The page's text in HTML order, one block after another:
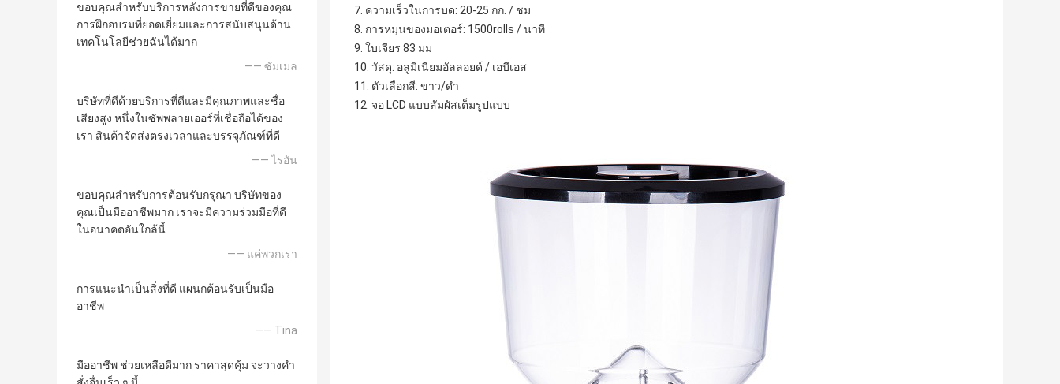
ขอบคุณสำหรับบริการหลังการขายที่ดีของคุณ
การฝึกอบรมที่ยอดเยี่ยมและการสนับสนุนด้าน
เทคโนโลยีช่วยฉันได้มาก
—— ซัมเมล
บริษัทที่ดีด้วยบริการที่ดีและมีคุณภาพและชื่อ
เสียงสูง หนึ่งในซัพพลายเออร์ที่เชื่อถือได้ของ
เรา สินค้าจัดส่งตรงเวลาและบรรจุภัณฑ์ที่ดี
—— ไรอัน
ขอบคุณสำหรับการต้อนรับกรุณา บริษัทของ
คุณเป็นมืออาชีพมาก เราจะมีความร่วมมือที่ดี
ในอนาคตอันใกล้นี้
—— แค่พวกเรา
การแนะนำเป็นสิ่งที่ดี แผนกต้อนรับเป็นมือ
อาชีพ
—— Tina
มืออาชีพ ช่วยเหลือดีมาก ราคาสุดคุ้ม จะวางคำ
7. ความเร็วในการบด: 20-25 กก. / ชม
8. การหมุนของมอเตอร์: 1500rolls / นาที
9. ใบเจียร 83 มม
10. วัสดุ: อลูมิเนียมอัลลอยด์ / เอบีเอส
11. ตัวเลือกสี: ขาว/ดำ
12. จอ LCD แบบสัมผัสเต็มรูปแบบ